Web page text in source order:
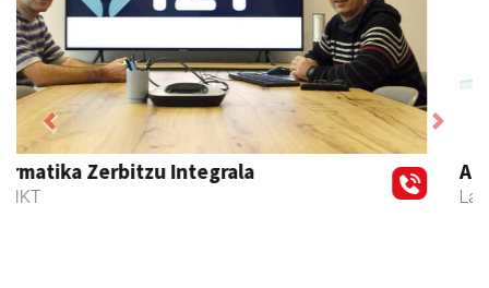
Amonarriz iturgintza S. L.
Larraul
Previous Next